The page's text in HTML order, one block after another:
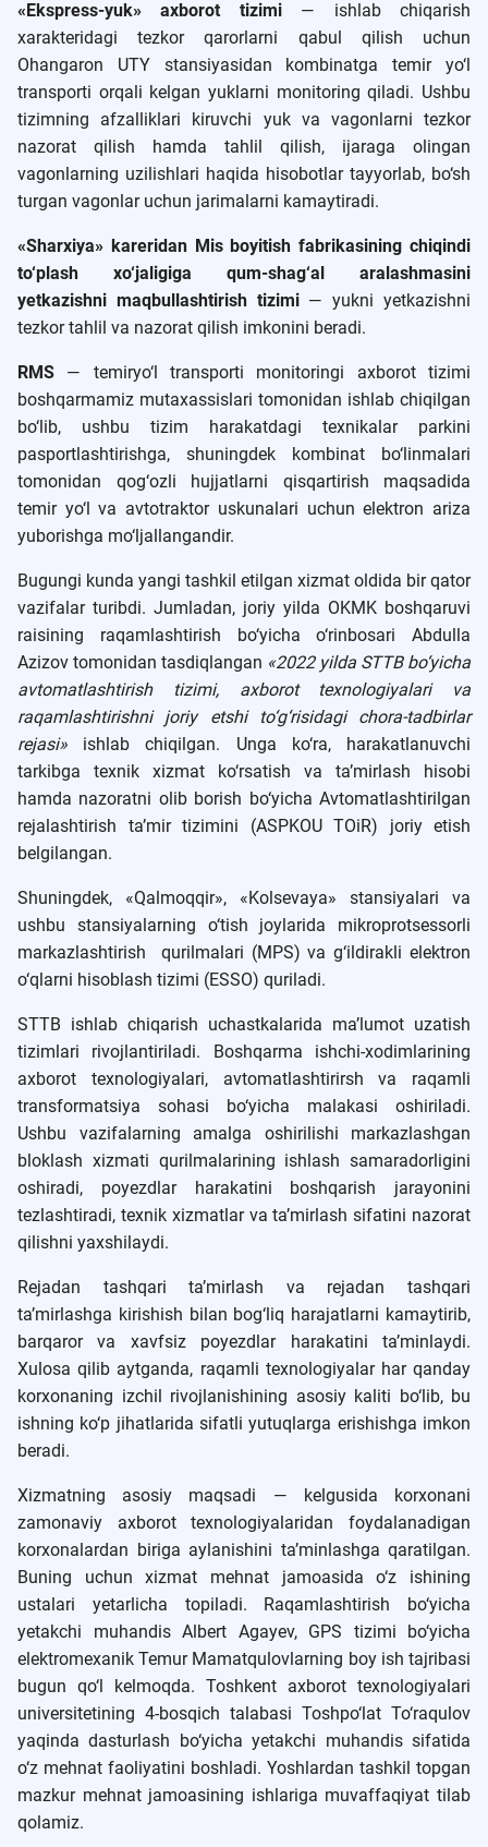
«Ekspress-yuk» axborot tizimi— ishlab chiqarish
xarakteridagi tezkor qarorlarni qabul qilish uchun
Ohangaron UTY stansiyasidan kombinatga temir yo‘l
transporti orqali kelgan yuklarni monitoring qiladi. Ushbu
tizimning afzalliklari kiruvchi yuk va vagonlarni tezkor
nazorat qilish hamda tahlil qilish, ijaraga olingan
vagonlarning uzilishlari haqida hisobotlar tayyorlab, bo‘sh
turgan vagonlar uchun jarimalarni kamaytiradi.
«Sharxiya» kareridan Mis boyitish fabrikasining chiqindi
to‘plash xo‘jaligiga qum-shag‘al aralashmasini
yetkazishni maqbullashtirish tizimi— yukni yetkazishni
tezkor tahlil va nazorat qilish imkonini beradi.
RMS — temiryo‘l transporti monitoringi axborot tizimi
boshqarmamiz mutaxassislari tomonidan ishlab chiqilgan
bo‘lib, ushbu tizim harakatdagi texnikalar parkini
pasportlashtirishga, shuningdek kombinat bo‘linmalari
tomonidan qog‘ozli hujjatlarni qisqartirish maqsadida
temir yo‘l va avtotraktor uskunalari uchun elektron ariza
yuborishga mo‘ljallangandir.
Bugungi kunda yangi tashkil etilgan xizmat oldida bir qator
vazifalar turibdi. Jumladan, joriy yilda OKMK boshqaruvi
raisining raqamlashtirish bo‘yicha o‘rinbosari Abdulla
Azizov tomonidan tasdiqlangan «2022 yilda STTB bo‘yicha
avtomatlashtirish tizimi, axborot texnologiyalari va
raqamlashtirishni joriy etshi to‘g‘risidagi chora-tadbirlar
rejasi» ishlab chiqilgan. Unga ko‘ra, harakatlanuvchi
tarkibga texnik xizmat ko‘rsatish va ta’mirlash hisobi
hamda nazoratni olib borish bo‘yicha Avtomatlashtirilgan
rejalashtirish ta’mir tizimini (ASPKOU TOiR) joriy etish
belgilangan.
Shuningdek, «Qalmoqqir», «Kolsevaya» stansiyalari va
ushbu stansiyalarning o‘tish joylarida mikroprotsessorli
markazlashtirish qurilmalari (MPS) va g‘ildirakli elektron
o‘qlarni hisoblash tizimi (ESSO) quriladi.
STTB ishlab chiqarish uchastkalarida ma’lumot uzatish
tizimlari rivojlantiriladi. Boshqarma ishchi-xodimlarining
axborot texnologiyalari, avtomatlashtirirsh va raqamli
transformatsiya sohasi bo‘yicha malakasi oshiriladi.
Ushbu vazifalarning amalga oshirilishi markazlashgan
bloklash xizmati qurilmalarining ishlash samaradorligini
oshiradi, poyezdlar harakatini boshqarish jarayonini
tezlashtiradi, texnik xizmatlar va ta’mirlash sifatini nazorat
qilishni yaxshilaydi.
Rejadan tashqari ta’mirlash va rejadan tashqari
ta’mirlashga kirishish bilan bog‘liq harajatlarni kamaytirib,
barqaror va xavfsiz poyezdlar harakatini ta’minlaydi.
Xulosa qilib aytganda, raqamli texnologiyalar har qanday
korxonaning izchil rivojlanishining asosiy kaliti bo‘lib, bu
ishning ko‘p jihatlarida sifatli yutuqlarga erishishga imkon
beradi.
Xizmatning asosiy maqsadi — kelgusida korxonani
zamonaviy axborot texnologiyalaridan foydalanadigan
korxonalardan biriga aylanishini ta’minlashga qaratilgan.
Buning uchun xizmat mehnat jamoasida o‘z ishining
ustalari yetarlicha topiladi. Raqamlashtirish bo‘yicha
yetakchi muhandis Albert Agayev, GPS tizimi bo‘yicha
elektromexanik Temur Mamatqulovlarning boy ish tajribasi
bugun qo‘l kelmoqda. Toshkent axborot texnologiyalari
universitetining 4-bosqich talabasi Toshpo‘lat To‘raqulov
yaqinda dasturlash bo‘yicha yetakchi muhandis sifatida
o‘z mehnat faoliyatini boshladi. Yoshlardan tashkil topgan
mazkur mehnat jamoasining ishlariga muvaffaqiyat tilab
qolamiz.